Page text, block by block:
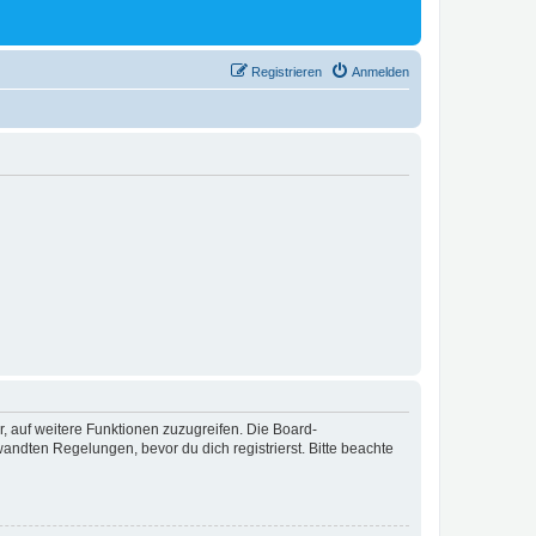
Anmelden
Registrieren
auf weitere Funktionen zuzugreifen. Die Board-
Regelungen, bevor du dich registrierst. Bitte beachte